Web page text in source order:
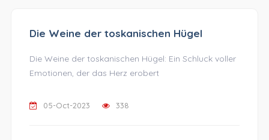
Die Weine der toskanischen Hügel
Die Weine der toskanischen Hügel: Ein Schluck voller
Emotionen, der das Herz erobert
05-Oct-2023 338